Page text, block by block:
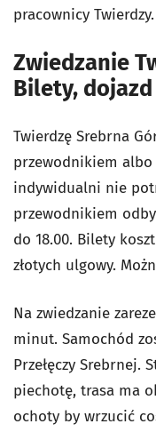
pracownicy Twierdzy.
Zwiedzanie
Bilety, dojazd
Twierdzę Srebrna
przewodnikiem
indywidualni nie
przewodnikiem
do 18.00. Bilety
złotych ulgowy.
Na zwiedzanie
minut. Samochód
Przełęczy Srebrnej.
piechotę, trasa ma
ochoty by wrzucić